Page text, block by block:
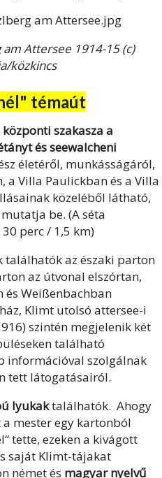
Attersee 1914-15 (c)
közkincs
témaút
központi szakasza a
és seewalcheni
életéről, munkásságáról,
a Villa Paulickban és a Villa
közeléből látható,
be. (A séta
perc / 1,5 km)
az északi parton
az útvonal elszórtan,
és Weißenbachban
Klimt utolsó attersee-i
szintén megjelenik két
található
információval szolgálnak
tett látogatásairól.
lyukaktalálhatók. Ahogy
mester egy kartonból
tette, ezeken a kivágott
saját Klimt-tájakat
német és magyar nyelvű